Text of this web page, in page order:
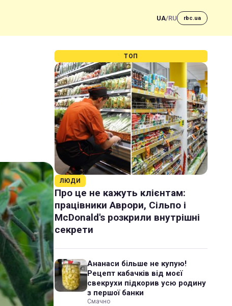
UA/RU rbc.ua
ТОП
ЛЮДИ
Про це не кажуть клієнтам:
працівники Аврори, Сільпо і
McDonald's розкрили внутрішні
секрети
Ананаси більше не купую!
Рецепт кабачків від моєї
свекрухи підкорив усю родину
з першої банки
Смачно